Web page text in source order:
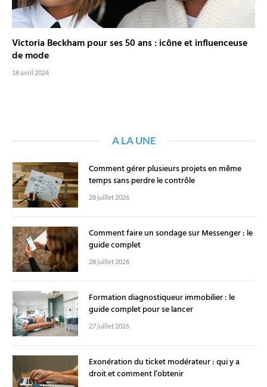
Victoria Beckham pour ses 50 ans : icône et influenceuse
de mode
18 avril 2024
A LA UNE
Comment gérer plusieurs projets en même
temps sans perdre le contrôle
28 juillet 2026
Comment faire un sondage sur Messenger : le
guide complet
28 juillet 2026
Formation diagnostiqueur immobilier : le
guide complet pour se lancer
27 juillet 2026
Exonération du ticket modérateur : qui y a
droit et comment l’obtenir